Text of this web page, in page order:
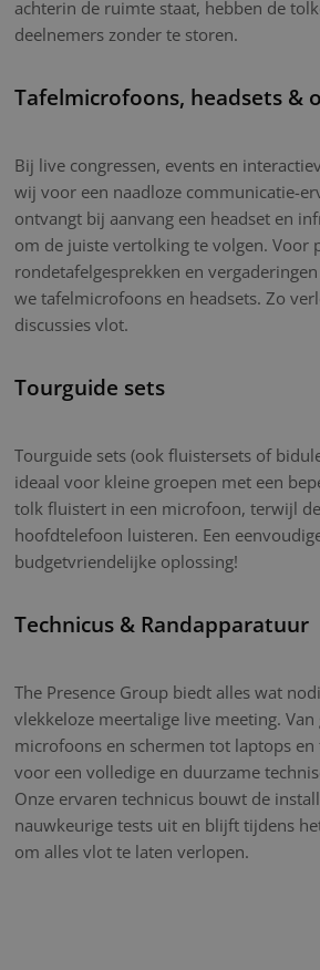
achterin de ruimte staat, hebben de
deelnemers zonder te storen.
Tafelmicrofoons, headsets &
Bij live congressen, events en
wij voor een naadloze communicatie-
ontvangt bij aanvang een headset en
om de juiste vertolking te volgen. Voor
rondetafelgesprekken en
we tafelmicrofoons en headsets. Zo
discussies vlot.
Tourguide sets
Tourguide sets (ook fluistersets of
ideaal voor kleine groepen met een
tolk fluistert in een microfoon, terwijl
hoofdtelefoon luisteren. Een
budgetvriendelijke oplossing!
Technicus & Randapparatuur
The Presence Group biedt alles wat
vlekkeloze meertalige live meeting.
microfoons en schermen tot laptops
voor een volledige en duurzame
Onze ervaren technicus bouwt de
nauwkeurige tests uit en blijft tijdens
om alles vlot te laten verlopen.